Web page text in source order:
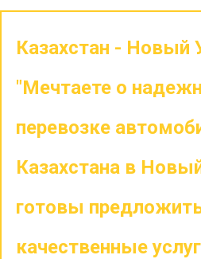
Казахстан - Новый
"Мечтаете о
перевозке
Казахстана в
готовы
качественные